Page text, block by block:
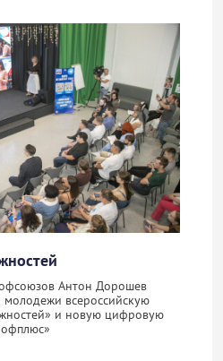
Антон Дорошев
молодежи всероссийскую
и новую цифровую